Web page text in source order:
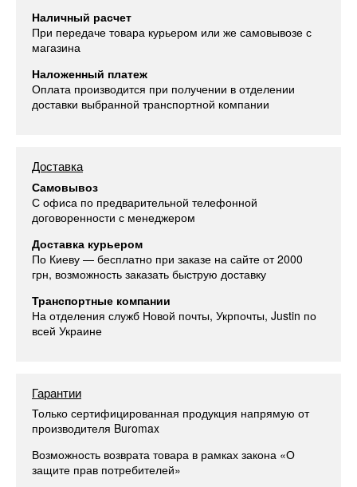
Наличный расчет
При передаче товара курьером или же самовывозе с
магазина
Наложенный платеж
Оплата производится при получении в отделении
доставки выбранной транспортной компании
Доставка
Самовывоз
С офиса по предварительной телефонной
договоренности с менеджером
Доставка курьером
По Киеву — бесплатно при заказе на сайте от 2000
грн, возможность заказать быструю доставку
Транспортные компании
На отделения служб Новой почты, Укрпочты, Justin по
всей Украине
Гарантии
Только сертифицированная продукция напрямую от
производителя Buromax
Возможность возврата товара в рамках закона «О
защите прав потребителей»